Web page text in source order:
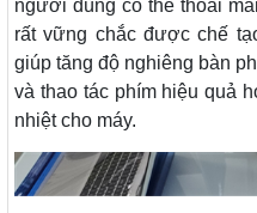
người dùng có thể thoải
rất vững chắc được chế
giúp tăng độ nghiêng bàn
và thao tác phím hiệu quả
nhiệt cho máy.